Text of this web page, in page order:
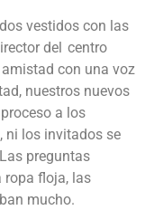
vestidos con las
del centro
con una voz
nuestros nuevos
a los
ni los invitados se
preguntas
ropa floja, las
mucho.